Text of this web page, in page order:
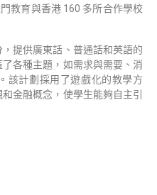
教育與香港 160 多所合作學校
提供廣東話、普通話和英語的
各種主題，如需求與需要、消
該計劃採用了遊戲化的教學方
金融概念，使學生能夠自主引